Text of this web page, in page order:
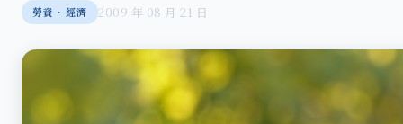
勞資‧經濟 2009 年 08 月 21 日